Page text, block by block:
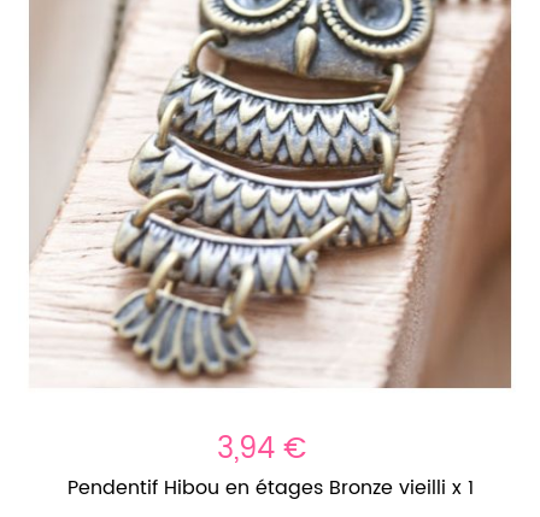
3,94 €
Pendentif Hibou en étages Bronze vieilli x 1